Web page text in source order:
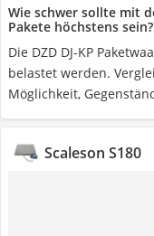
Wie schwer sollte mit
Pakete höchstens sein?
Die DZD DJ-KP
belastet werden.
Möglichkeit,
Scaleson S180